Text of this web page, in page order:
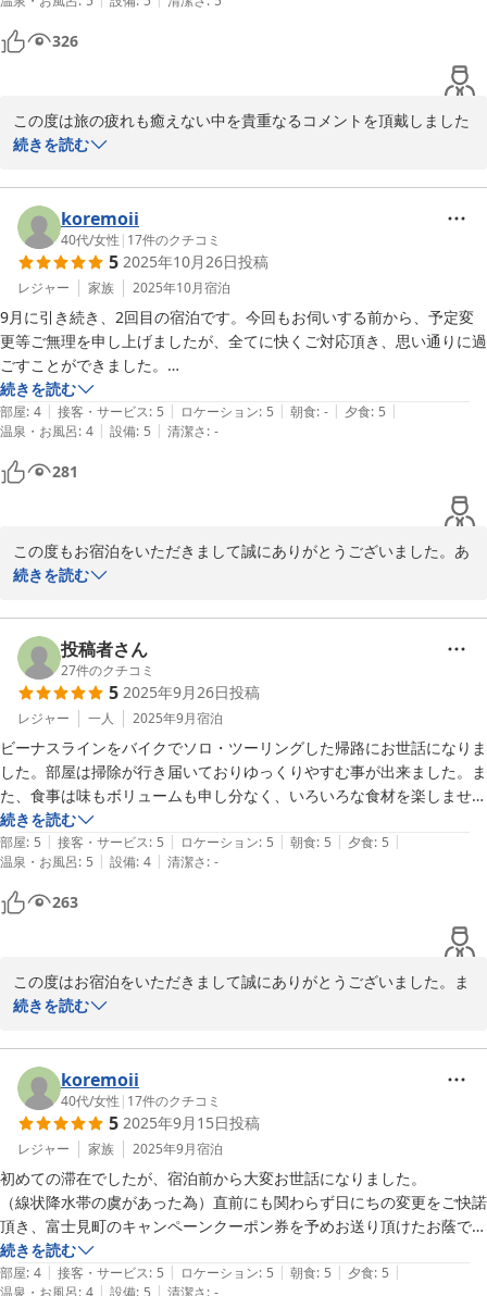
だきました。
暦の上ではそろそろ秋ですがまだまだ暑い日が続くと存じます。ま
2026-07-26
326
この度は旅の疲れも癒えない中を貴重なるコメントを頂戴しました
事感謝申し上げます。
れます。
富士見高原ペンション ＲＹＯＺＯ
2025-11-26
続きを読む
koremoii
40代/女性 | 17件のクチコミ
5 2025年10月26日投稿
レジャー 家族 2025年10月宿泊
9月に引き続き、2回目の宿泊です。今回もお伺いする前から、予定変
更等ご無理を申し上げましたが、全てに快くご対応頂き、思い通りに過
ごすことができました。
オーナーご夫妻様のお優しいお人柄（細やかにお心配りして下さる温か
さ）が、そのままペンション全体の雰囲気に繋がっていて、すっかりフ
ァンになってしまいました！
暖かくなりましたら、是非お邪魔させて頂ければ幸いです。
続きを読む
部屋: 4 | 接客・サービス: 5 | ロケーション: 5 | 朝食: - | 夕食: 5 |
温泉・お風呂: 4 | 設備: 5 | 清潔さ: -
281
この度もお宿泊をいただきまして誠にありがとうございました。あ
いにくの雨模様でしたが冷え込んだお陰で紅葉も進みました。
た。
おりました。この八ヶ岳南山麓は青空と白樺です。そして毎日のよ
うに地域のお野菜が新鮮に入って来ます。大変に厳しい寒さもあり
ますがかの環境がお身体を整えてくれると思います。紅葉も間も無
く、そしてスキーシーズン到来です。暖炉の柔らかい暖かさでリラ
ックスしてくださいませ。この度も誠に有難うございました。
2025-10-26
続きを読む
投稿者さん
27件のクチコミ
5 2025年9月26日投稿
レジャー 一人 2025年9月宿泊
ビーナスラインをバイクでソロ・ツーリングした帰路にお世話になりま
した。部屋は掃除が行き届いておりゆっくりやすむ事が出来ました。ま
た、食事は味もボリュームも申し分なく、いろいろな食材を楽しませて
いただきました。
続きを読む
部屋: 5 | 接客・サービス: 5 | ロケーション: 5 | 朝食: 5 | 夕食: 5 |
温泉・お風呂: 5 | 設備: 4 | 清潔さ: -
263
この度はお宿泊をいただきまして誠にありがとうございました。ま
た貴重な口コミ投稿をいただきましたことに感謝申し上げます。お
菜。お肉と魚を選んできます。ただし地元スーパーからです。毎日
が楽しくしていただけますようして参ります。本当にありがとうご
2025-09-26
続きを読む
koremoii
40代/女性 | 17件のクチコミ
5 2025年9月15日投稿
レジャー 家族 2025年9月宿泊
初めての滞在でしたが、宿泊前から大変お世話になりました。
（線状降水帯の虞があった為）直前にも関わらず日にちの変更をご快諾
頂き、富士見町のキャンペーンクーポン券を予めお送り頂けたお蔭で、
初日から存分に満喫することができました。
開放的なお庭、丹精込めて手入れされた花々、明るい陽射しに包まれた
続きを読む
部屋: 4 | 接客・サービス: 5 | ロケーション: 5 | 朝食: 5 | 夕食: 5 |
温泉・お風呂: 4 | 設備: 5 | 清潔さ: -